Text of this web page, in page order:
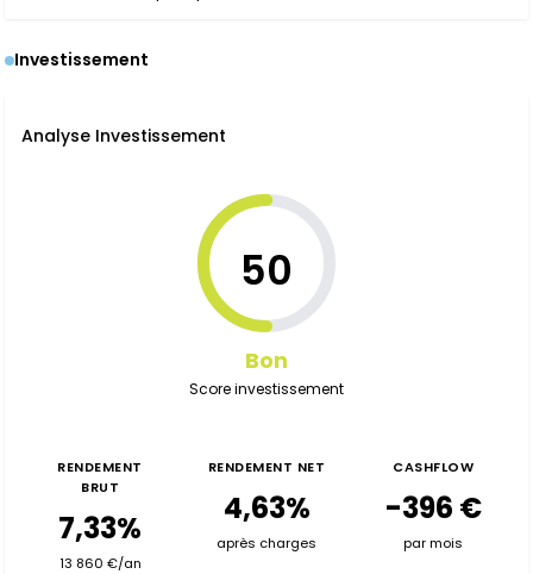
Investissement
Analyse Investissement
50
Bon
Score investissement
RENDEMENT
BRUT
7,33%
13 860 €/an
RENDEMENT NET
4,63%
après charges
CASHFLOW
-396 €
par mois